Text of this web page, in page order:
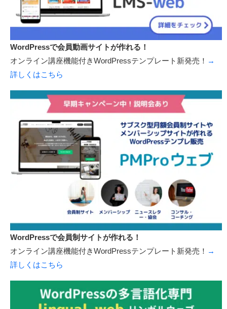
ノーコードでWordPressサイトが作れる！
WordPressテンプレート新発売！→詳しくはこちら
WordPressで会員動画サイトが作れる！
オンライン講座機能付きWordPressテンプレート新発売！